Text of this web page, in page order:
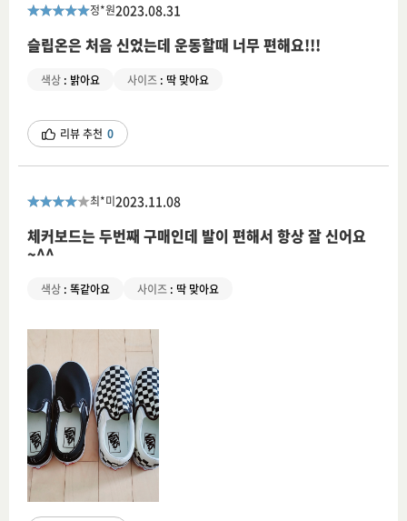
정*원2023.08.31
슬립온은 처음 신었는데 운동할때 너무 편해요!!!
색상 : 밝아요 사이즈 : 딱 맞아요
리뷰 추천 0
최*미2023.11.08
체커보드는 두번째 구매인데 발이 편해서 항상 잘 신어요
~^^
색상 : 똑같아요 사이즈 : 딱 맞아요